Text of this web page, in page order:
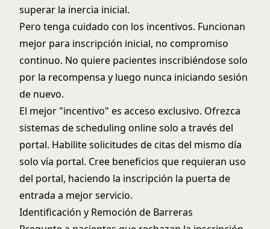
superar la inercia inicial.
Pero tenga cuidado con los incentivos. Funcionan
mejor para inscripción inicial, no compromiso
continuo. No quiere pacientes inscribiéndose solo
por la recompensa y luego nunca iniciando sesión
de nuevo.
El mejor "incentivo" es acceso exclusivo. Ofrezca
sistemas de scheduling onlinesolo a través del
portal. Habilite solicitudes de citas del mismo día
solo vía portal. Cree beneficios que requieran uso
del portal, haciendo la inscripción la puerta de
entrada a mejor servicio.
Identificación y Remoción de Barreras